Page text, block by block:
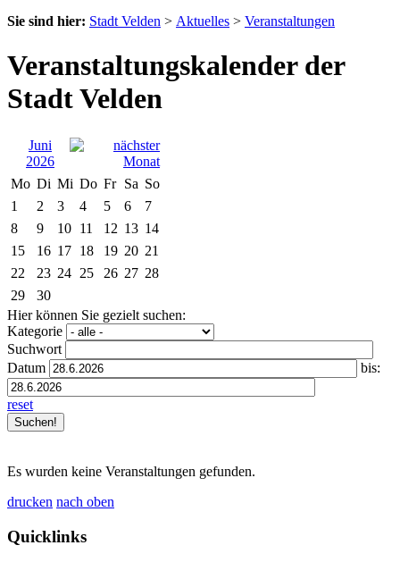
Sie sind hier: Stadt Velden > Aktuelles > Veranstaltungen
Veranstaltungskalender der
Stadt Velden
Juni
2026
Mo Di Mi Do Fr Sa So
1
2 3 4 5 6
7
8
9 10 11 12 13 14
15
16 17 18 19 20 21
22
23 24 25 26 27 28
29
30
Hier können Sie gezielt suchen:
Kategorie
Suchwort
Datum
bis:
reset
Es wurden keine Veranstaltungen gefunden.
drucken nach oben
Quicklinks